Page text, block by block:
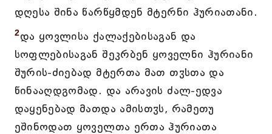
დღესა შინა წარწყმდენ მტერნი ჰურიათანი.
2და ყოვლისა ქალაქებისაგან და
სოფლებისაგან შეკრბენ ყოველნი ჰურიანი
შურის-ძიებად მტერთა მათ თჳსთა და
წინააღდგომად. და არავის ძალ-ედვა
დაყენებად მათდა ამისთჳს, რამეთუ
ეშინოდათ ყოველთა ერთა ჰურიათა